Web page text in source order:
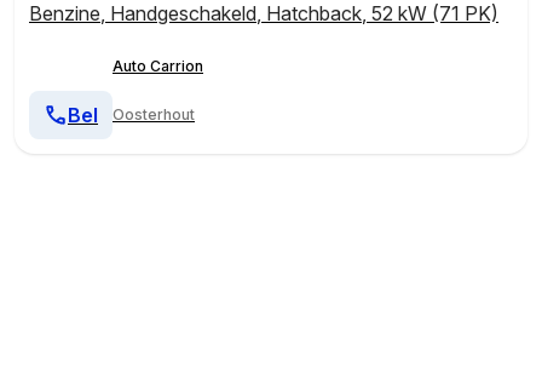
Benzine, Handgeschakeld, Hatchback, 52 kW (71 PK)
Auto Carrion
Oosterhout
Bel